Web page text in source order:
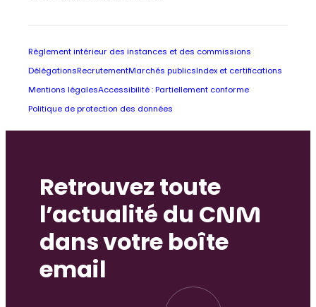
Règlement intérieur des instances et des commissions
Délégations RecrutementMarchés publics Index et certifications
Mentions légalesAccessibilité : Partiellement conforme
Politique de protection des données
Retrouvez toute
l’actualité du CNM
dans votre boîte
email